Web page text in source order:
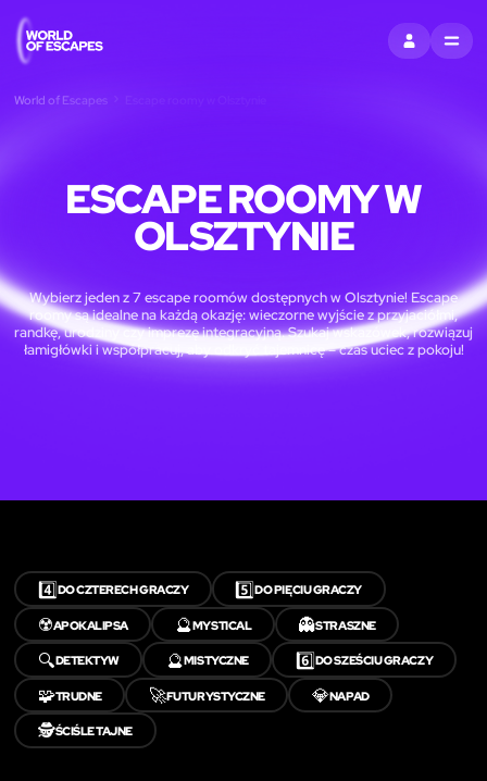
ZALOGUJ SIĘ
MENU
World of Escapes
ESCAPE ROOMY W
OLSZTYNIE
Wybierz jeden z 7 escape roomów dostępnych w Olsztynie! Escape
roomy są idealne na każdą okazję: wieczorne wyjście z przyjaciółmi,
randkę, urodziny czy imprezę integracyjną. Szukaj wskazówek, rozwiązuj
łamigłówki i współpracuj, aby odkryć tajemnicę – czas uciec z pokoju!
4️⃣DO CZTERECH GRACZY 5️⃣DO PIĘCIU GRACZY
☢️APOKALIPSA 🔮MYSTICAL 👻STRASZNE
🔍DETEKTYW 🔮MISTYCZNE 6️⃣DO SZEŚCIU GRACZY
🧩TRUDNE 🚀FUTURYSTYCZNE 💎NAPAD
🕵️ŚCIŚLE TAJNE